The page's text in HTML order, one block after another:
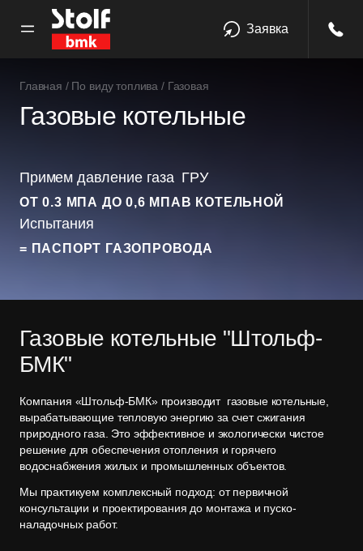
Заявка
Главная / По виду топлива / Газовая
Газовые котельные
Примем давление газа
ОТ0.3 МПА ДО0,6 МПА
ГРУ
В КОТЕЛЬНОЙ
Испытания
= ПАСПОРТ ГАЗОПРОВОДА
Газовые котельные "Штольф-
БМК"
Компания «Штольф-БМК» производит газовые котельные,
вырабатывающие тепловую энергию за счет сжигания
природного газа. Это эффективное и экологически чистое
решение для обеспечения отопления и горячего
водоснабжения жилых и промышленных объектов.
Мы практикуем комплексный подход: от первичной
консультации и проектирования до монтажа и пуско-
наладочных работ.